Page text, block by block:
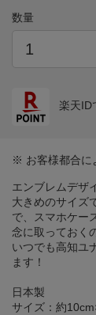
数量
楽天ID
※ お客様都合に
エンブレムデザ
大きめのサイズ
で、スマホケー
念に取っておく
いつでも高知ユ
ます！
日本製
サイズ：約